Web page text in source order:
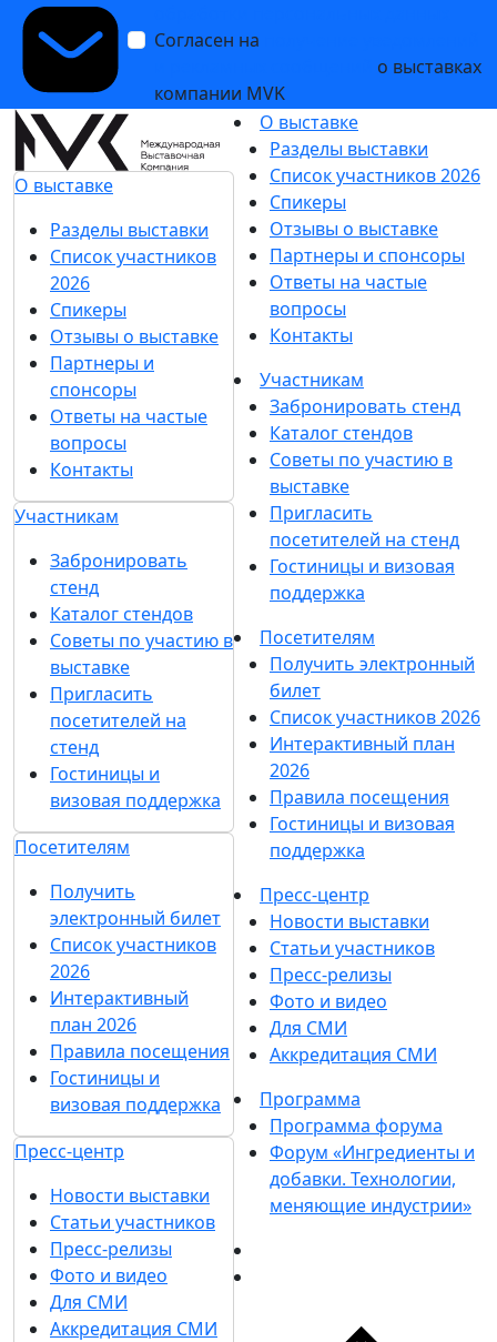
Согласен на
о выставках
компании MVK
О выставке
Разделы выставки
Список участников
2026
Спикеры
Отзывы о выставке
Партнеры и
спонсоры
Ответы на частые
вопросы
Контакты
Участникам
Забронировать
стенд
Каталог стендов
Советы по участию в
выставке
Пригласить
посетителей на
стенд
Гостиницы и
визовая поддержка
Посетителям
Получить
электронный билет
Список участников
2026
Интерактивный
план 2026
Правила посещения
Гостиницы и
визовая поддержка
Пресс-центр
Новости выставки
Статьи участников
Пресс-релизы
Фото и видео
Для СМИ
Аккредитация СМИ
О выставке
Разделы выставки
Список участников 2026
Спикеры
Отзывы о выставке
Партнеры и спонсоры
Ответы на частые
вопросы
Контакты
Участникам
Забронировать стенд
Каталог стендов
Советы по участию в
выставке
Пригласить
посетителей на стенд
Гостиницы и визовая
поддержка
Посетителям
Получить электронный
билет
Список участников 2026
Интерактивный план
2026
Правила посещения
Гостиницы и визовая
поддержка
Пресс-центр
Новости выставки
Статьи участников
Пресс-релизы
Фото и видео
Для СМИ
Аккредитация СМИ
Программа
Программа форума
Форум «Ингредиенты и
добавки. Технологии,
меняющие индустрии»